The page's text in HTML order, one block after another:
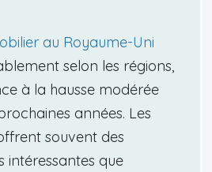
au Royaume-Uni
selon les régions,
à la hausse modérée
années. Les
souvent des
intéressantes que